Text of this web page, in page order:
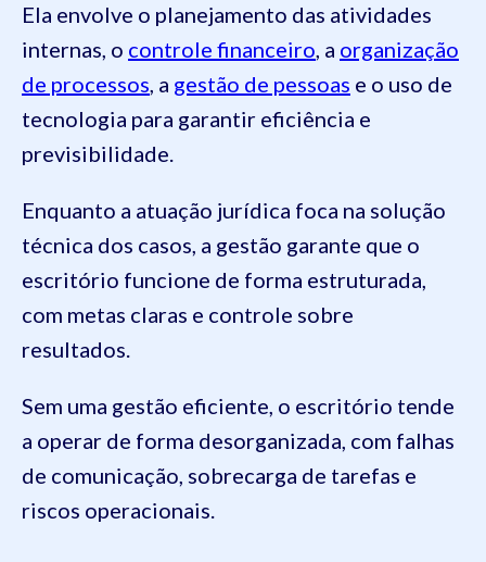
Ela envolve o planejamento das atividades
internas, o controle financeiro, a organização
de processos, a gestão de pessoas e o uso de
tecnologia para garantir eficiência e
previsibilidade.
Enquanto a atuação jurídica foca na solução
técnica dos casos, a gestão garante que o
escritório funcione de forma estruturada,
com metas claras e controle sobre
resultados.
Sem uma gestão eficiente, o escritório tende
a operar de forma desorganizada, com falhas
de comunicação, sobrecarga de tarefas e
riscos operacionais.